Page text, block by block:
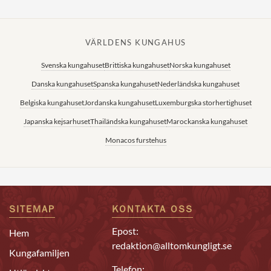
VÄRLDENS KUNGAHUS
Svenska kungahusetBrittiska kungahusetNorska kungahuset
Danska kungahusetSpanska kungahusetNederländska kungahuset
Belgiska kungahusetJordanska kungahusetLuxemburgska storhertighuset
Japanska kejsarhusetThailändska kungahusetMarockanska kungahuset
Monacos furstehus
SITEMAP
Hem
Kungafamiljen
KONTAKTA OSS
Epost:
redaktion@alltomkungligt.se